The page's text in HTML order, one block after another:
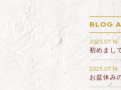
BLOG
2025.07.16
初めまし
2025.07.16
お盆休み